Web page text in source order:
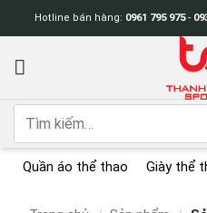
dung
Hotline bán hàng: 0961 795 975-
Tìm
Quần áo thể thao Giày thể